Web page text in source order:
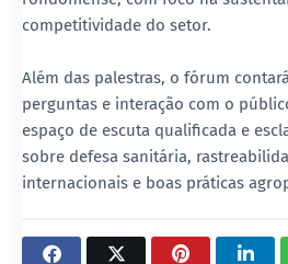
competitividade do setor.
Além das palestras, o fórum
perguntas e interação com o
espaço de escuta qualificada e
sobre defesa sanitária,
internacionais e boas práticas